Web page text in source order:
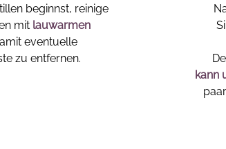
beginnst, reinige
mit lauwarmen
eventuelle
zu entfernen.
kann